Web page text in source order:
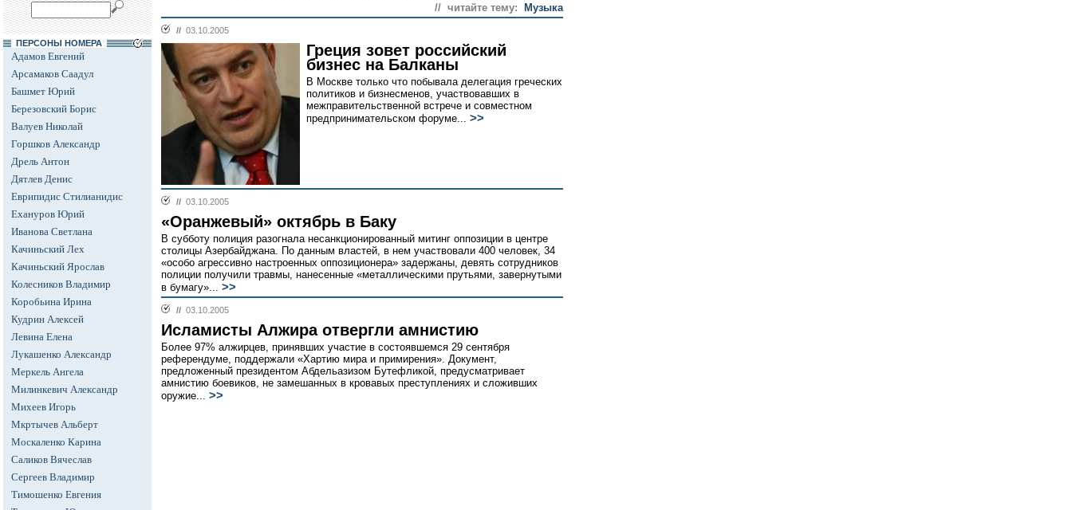
ПЕРСОНЫ НОМЕРА
Адамов Евгений
Арсамаков Саадул
Башмет Юрий
Березовский Борис
Валуев Николай
Горшков Александр
Дрель Антон
Дятлев Денис
Еврипидис Стилианидис
Ехануров Юрий
Иванова Светлана
Качиньский Лех
Качиньский Ярослав
Колесников Владимир
Коробьина Ирина
Кудрин Алексей
Левина Елена
Лукашенко Александр
Меркель Ангела
Милинкевич Александр
Михеев Игорь
Мкртычев Альберт
Москаленко Карина
Саликов Вячеслав
Сергеев Владимир
Тимошенко Евгения
// читайте тему: Музыка
// 03.10.2005
Греция зовет российский
бизнес на Балканы
В Москве только что побывала делегация греческих
политиков и бизнесменов, участвовавших в
межправительственной встрече и совместном
предпринимательском форуме... >>
// 03.10.2005
«Оранжевый» октябрь в Баку
В субботу полиция разогнала несанкционированный митинг оппозиции в центре
столицы Азербайджана. По данным властей, в нем участвовали 400 человек, 34
«особо агрессивно настроенных оппозиционера» задержаны, девять сотрудников
полиции получили травмы, нанесенные «металлическими прутьями, завернутыми
в бумагу»... >>
// 03.10.2005
Исламисты Алжира отвергли амнистию
Более 97% алжирцев, принявших участие в состоявшемся 29 сентября
референдуме, поддержали «Хартию мира и примирения». Документ,
предложенный президентом Абдельазизом Бутефликой, предусматривает
амнистию боевиков, не замешанных в кровавых преступлениях и сложивших
оружие... >>